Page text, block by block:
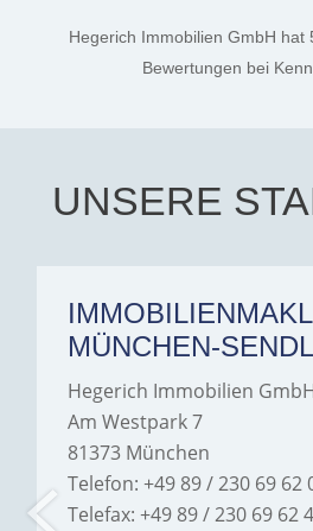
Hegerich Immobilien GmbH hat
Bewertungen bei
UNSERE
MÜNCHEN-
Hegerich Immobilien
Am Westpark 7
81373 München
Telefon: +49 89 / 230 69 62
Telefax: +49 89 / 230 69 62